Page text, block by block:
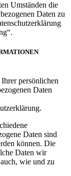
Umständen die
Daten zu
persönlichen
Daten
Daten sind
können. Die
Daten wir
wie und zu